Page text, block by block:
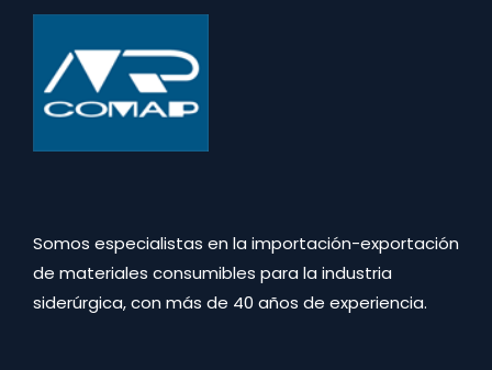
Somos especialistas en la importación-exportación
de materiales consumibles para la industria
siderúrgica, con más de 40 años de experiencia.